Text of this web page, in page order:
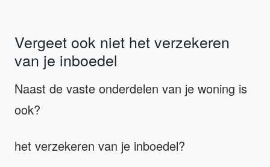
Vergeet ook niet het verzekeren
van je inboedel
Naast de vaste onderdelen van je woning is
ook?
het verzekeren van je inboedel?